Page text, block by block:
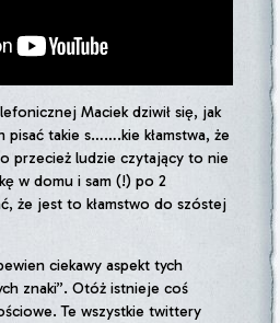
Maciek dziwił się, jak
takie s…….kie kłamstwa, że
przecież ludzie czytający to nie
w domu i sam (!) po 2
że jest to kłamstwo do szóstej
ciekawy aspekt tych
znaki”. Otóż istnieje coś
Te wszystkie twittery